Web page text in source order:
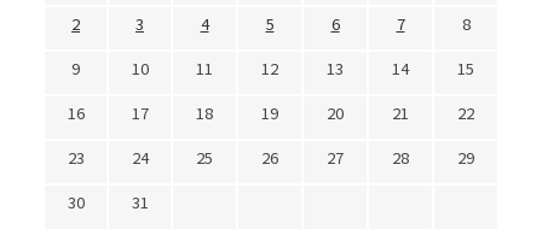
2
3 4 5 6 7
8
9
10 11 12 13 14
15
16
17 18 19 20 21
22
23
24 25 26 27 28
29
30
31